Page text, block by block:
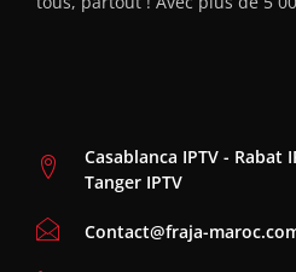
Casablanca IPTV - Rabat
Tanger IPTV
Contact@fraja-